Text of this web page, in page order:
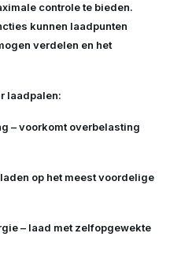
controle te bieden.
kunnen laadpunten
verdelen en het
laadpalen:
– voorkomt overbelasting
op het meest voordelige
– laad met zelfopgewekte